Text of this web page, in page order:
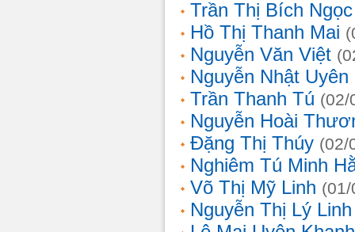
Trần Thị Bích Ngọc
Hồ Thị Thanh Mai
Nguyễn Văn Việt
Nguyễn Nhật Uyên
Trần Thanh Tú (02/
Nguyễn Hoài
Đặng Thị Thúy (02/
Nghiêm Tú Minh
Võ Thị Mỹ Linh
Nguyễn Thị Lý Linh